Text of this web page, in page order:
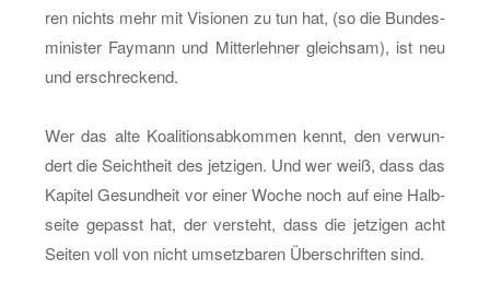
ren nichts mehr mit Vi­sio­nen zu tun hat, (so die Bun­des­
mi­nis­ter Fay­mann und Mit­ter­leh­ner gleich­sam), ist neu
und er­schre­ckend.
Wer das alte Ko­ali­ti­ons­ab­kom­men kennt, den ver­wun­
dert die Seicht­heit des jet­zi­gen. Und wer weiß, dass das
Ka­pi­tel Ge­sund­heit vor einer Woche noch auf eine Halb­
sei­te ge­passt hat, der ver­steht, dass die jet­zi­gen acht
Sei­ten voll von nicht um­setz­ba­ren Über­schrif­ten sind.